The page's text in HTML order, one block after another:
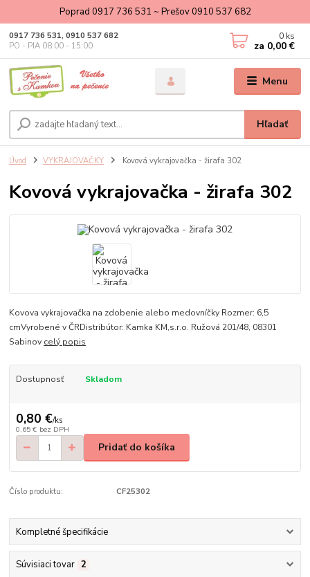
Poprad 0917 736 531 ~ Prešov 0910 537 682
Menu
Hľadať
0917 736 531, 0910 537 682
PO - PIA 08:00 - 15:00
0 ks
za 0,00 €
Úvod VYKRAJOVAČKY Kovová vykrajovačka - žirafa 302
Kovová vykrajovačka - žirafa 302
Kovova vykrajovačka na zdobenie alebo medovníčky Rozmer: 6,5
cmVyrobené v ČRDistribútor: Kamka KM,s.r.o. Ružová 201/48, 08301
Sabinov celý popis
Dostupnosť Skladom
0,80 €/ks
0,65 € bez DPH
Pridať do košíka
Číslo produktu: CF25302
Kompletné špecifikácie
Súvisiaci tovar 2